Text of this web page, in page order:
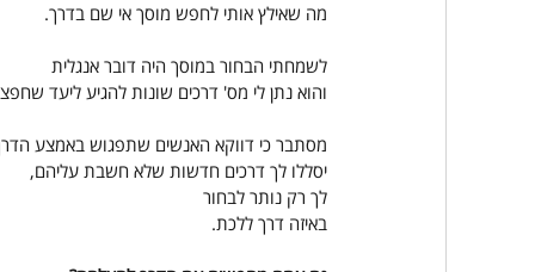
מה שאילץ אותי לחפש מוסך אי שם בדרך.
לשמחתי הבחור במוסך היה דובר אנגלית
והוא נתן לי מס' דרכים שונות להגיע ליעד
מסתבר כי דווקא האנשים שתפגוש באמצע
יסללו לך דרכים חדשות שלא חשבת עליהם,
לך רק נותר לבחור
באיזה דרך ללכת.